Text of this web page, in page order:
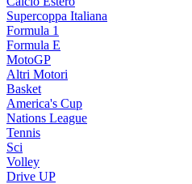
Supercoppa Italiana
Formula 1
Formula E
MotoGP
Altri Motori
Basket
America's Cup
Nations League
Tennis
Sci
Volley
Drive UP